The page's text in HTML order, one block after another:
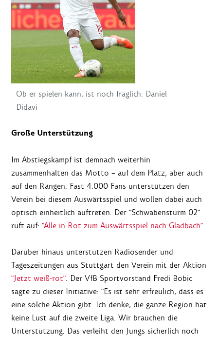
Ob er spielen kann, ist noch fraglich: Daniel
Didavi
Große Unterstützung
Im Abstiegskampf ist demnach weiterhin
zusammenhalten das Motto – auf dem Platz, aber auch
auf den Rängen. Fast 4.000 Fans unterstützen den
Verein bei diesem Auswärtsspiel und wollen dabei auch
optisch einheitlich auftreten. Der "Schwabensturm 02"
ruft auf: "Alle in Rot zum Auswärtsspiel nach Gladbach".
Darüber hinaus unterstützen Radiosender und
Tageszeitungen aus Stuttgart den Verein mit der Aktion
"Jetzt weiß-rot". Der VfB Sportvorstand Fredi Bobic
sagte zu dieser Initiative: "Es ist sehr erfreulich, dass es
eine solche Aktion gibt. Ich denke, die ganze Region hat
keine Lust auf die zweite Liga. Wir brauchen die
Unterstützung. Das verleiht den Jungs sicherlich noch